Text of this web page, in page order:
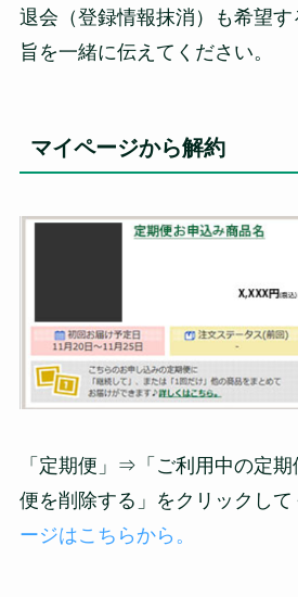
退会（登録情報抹消）も希望
旨を一緒に伝えてください。
マイページから解約
「定期便」⇒「ご利用中の定
便を削除する」をクリックして
ージはこちらから。